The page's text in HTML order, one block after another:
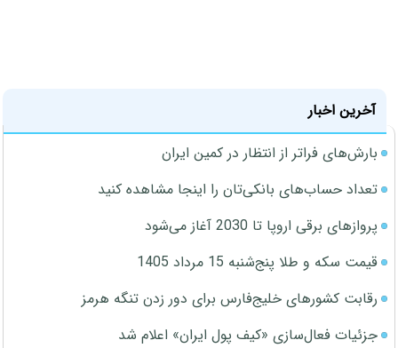
آخرین اخبار
بارش‌های فراتر از انتظار در کمین ایران
تعداد حساب‌های بانکی‌تان را اینجا مشاهده کنید
پروازهای برقی اروپا تا 2030 آغاز می‌شود
قیمت سکه و طلا پنج‌شنبه 15 مرداد 1405
رقابت کشورهای خلیج‌فارس برای دور زدن تنگه هرمز
جزئیات فعال‌سازی «کیف پول ایران» اعلام شد